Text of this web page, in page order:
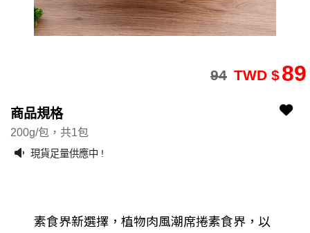
89
TWD $
94
商品規格
200g/包，共1包
現貨足量供應中 !
素食界新選擇，植物肉風潮席捲素食界，以